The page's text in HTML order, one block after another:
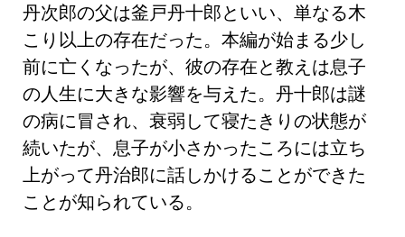
丹次郎の父は釜戸丹十郎といい、単なる木
こり以上の存在だった。本編が始まる少し
前に亡くなったが、彼の存在と教えは息子
の人生に大きな影響を与えた。丹十郎は謎
の病に冒され、衰弱して寝たきりの状態が
続いたが、息子が小さかったころには立ち
上がって丹治郎に話しかけることができた
ことが知られている。